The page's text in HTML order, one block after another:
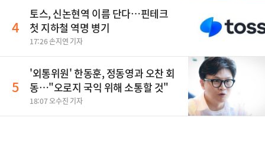
4
토스, 신논현역 이름 단다…핀테크
첫 지하철 역명 병기
17:26 손지연 기자
5
'외통위원' 한동훈, 정동영과 오찬 회
동…"오로지 국익 위해 소통할 것"
18:07 오수진 기자